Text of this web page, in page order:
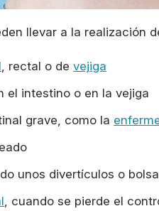
llevar a la realización
, rectal o de vejiga
el intestino o en la vejiga
grave, como la
unos divertículos o
, cuando se pierde el